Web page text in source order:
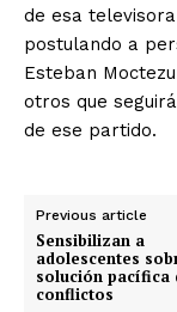
de esa
postulando a
Esteban
otros que
de ese partido.
Previous article
Sensibilizan a
adolescentes
solución pacífica
conflictos